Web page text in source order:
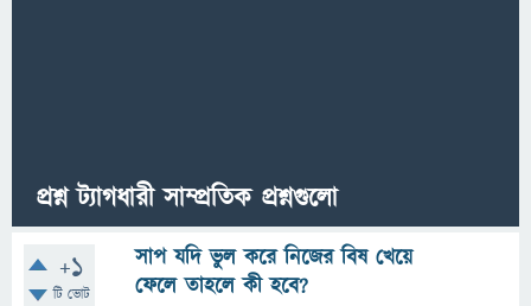
প্রশ্ন ট্যাগধারী সাম্প্রতিক প্রশ্নগুলো
+1
টি ভোট
সাপ যদি ভুল করে নিজের বিষ খেয়ে
ফেলে তাহলে কী হবে?